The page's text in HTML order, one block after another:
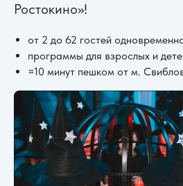
Ростокино»!
от 2 до 62 гостей
программы для взрослых и
≈10 минут пешком от м.